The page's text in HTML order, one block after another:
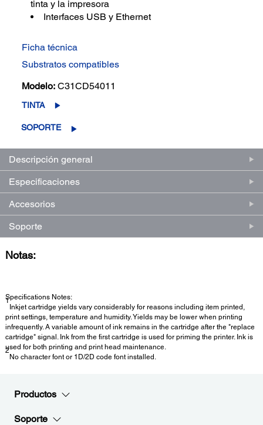
tinta y la impresora
Interfaces USB y Ethernet
Ficha técnica
Substratos compatibles
Modelo: C31CD54011
TINTA
SOPORTE
Descripción general
Especificaciones
Accesorios
Soporte
Notas:
Specifications Notes:
1
Inkjet cartridge yields vary considerably for reasons including item printed,
print settings, temperature and humidity. Yields may be lower when printing
infrequently. A variable amount of ink remains in the cartridge after the "replace
cartridge" signal. Ink from the first cartridge is used for priming the printer. Ink is
used for both printing and print head maintenance.
2
No character font or 1D/2D code font installed.
Productos
Soporte